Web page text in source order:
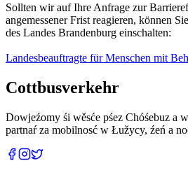
Sollten wir auf Ihre Anfrage zur
angemessener Frist reagieren, können
des Landes Brandenburg einschalten:
Landesbeauftragte für Menschen mit
Cottbusverkehr
Dowjeźomy śi wěsće pśez Chóśebuz a
partnaŕ za mobilnosć w Łužycy, źeń a